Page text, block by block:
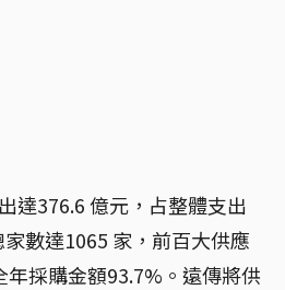
達376.6 億元，占整體支出
數達1065 家，前百大供應
採購金額93.7%。遠傳將供